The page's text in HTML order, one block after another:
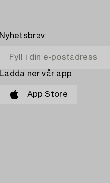
Nyhetsbrev
Ladda ner vår app
App Store